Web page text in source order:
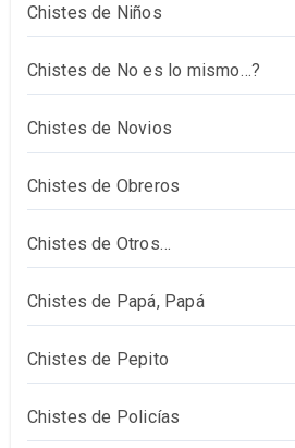
Chistes de Niños
Chistes de No es lo mismo…?
Chistes de Novios
Chistes de Obreros
Chistes de Otros…
Chistes de Papá, Papá
Chistes de Pepito
Chistes de Policías